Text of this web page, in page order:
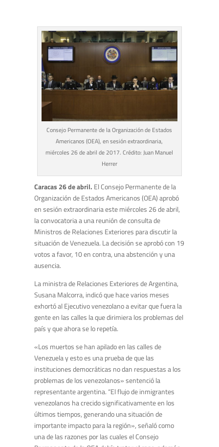
Consejo Permanente de la Organización de Estados
Americanos (OEA), en sesión extraordinaria,
miércoles 26 de abril de 2017. Crédito: Juan Manuel
Herrer
Caracas 26 de abril. El Consejo Permanente de la
Organización de Estados Americanos (OEA) aprobó
en sesión extraordinaria este miércoles 26 de abril,
la convocatoria a una reunión de consulta de
Ministros de Relaciones Exteriores para discutir la
situación de Venezuela. La decisión se aprobó con 19
votos a favor, 10 en contra, una abstención y una
ausencia.
La ministra de Relaciones Exteriores de Argentina,
Susana Malcorra, indicó que hace varios meses
exhortó al Ejecutivo venezolano a evitar que fuera la
gente en las calles la que dirimiera los problemas del
país y que ahora se lo repetía.
«Los muertos se han apilado en las calles de
Venezuela y esto es una prueba de que las
instituciones democráticas no dan respuestas a los
problemas de los venezolanos» sentenció la
representante argentina. “El flujo de inmigrantes
venezolanos ha crecido significativamente en los
últimos tiempos, generando una situación de
importante impacto para la región», señaló como
una de las razones por las cuales el Consejo